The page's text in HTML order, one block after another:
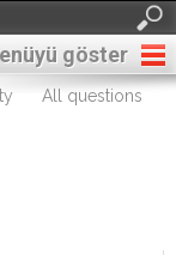
göster
All questions